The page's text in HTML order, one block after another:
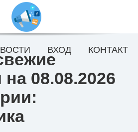
08.08.2026
ВХОД КОНТАКТ